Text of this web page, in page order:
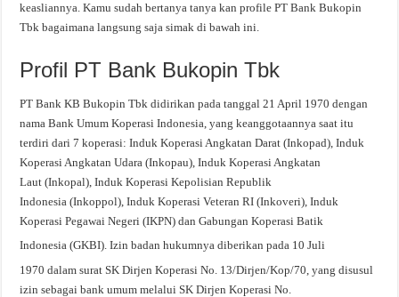
keasliannya. Kamu sudah bertanya tanya kan profile PT Bank Bukopin
Tbk bagaimana langsung saja simak di bawah ini.
Profil PT Bank Bukopin Tbk
PT Bank KB Bukopin Tbk didirikan pada tanggal 21 April 1970 dengan
nama Bank Umum Koperasi Indonesia, yang keanggotaannya saat itu
terdiri dari 7 koperasi: Induk Koperasi Angkatan Darat (Inkopad), Induk
Koperasi Angkatan Udara (Inkopau), Induk Koperasi Angkatan
Laut (Inkopal), Induk Koperasi Kepolisian Republik
Indonesia (Inkoppol), Induk Koperasi Veteran RI (Inkoveri), Induk
Koperasi Pegawai Negeri (IKPN) dan Gabungan Koperasi Batik
Indonesia (GKBI). Izin badan hukumnya diberikan pada 10 Juli
1970 dalam surat SK Dirjen Koperasi No. 13/Dirjen/Kop/70, yang disusul
izin sebagai bank umum melalui SK Dirjen Koperasi No.